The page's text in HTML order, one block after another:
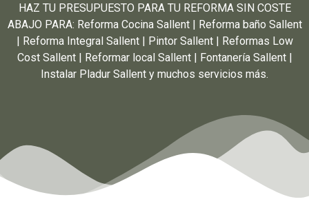
HAZ TU PRESUPUESTO PARA TU REFORMA SIN COSTE
ABAJO PARA: Reforma Cocina Sallent | Reforma baño Sallent
| Reforma Integral Sallent | Pintor Sallent | Reformas Low
Cost Sallent | Reformar local Sallent | Fontanería Sallent |
Instalar Pladur Sallent y muchos servicios más.